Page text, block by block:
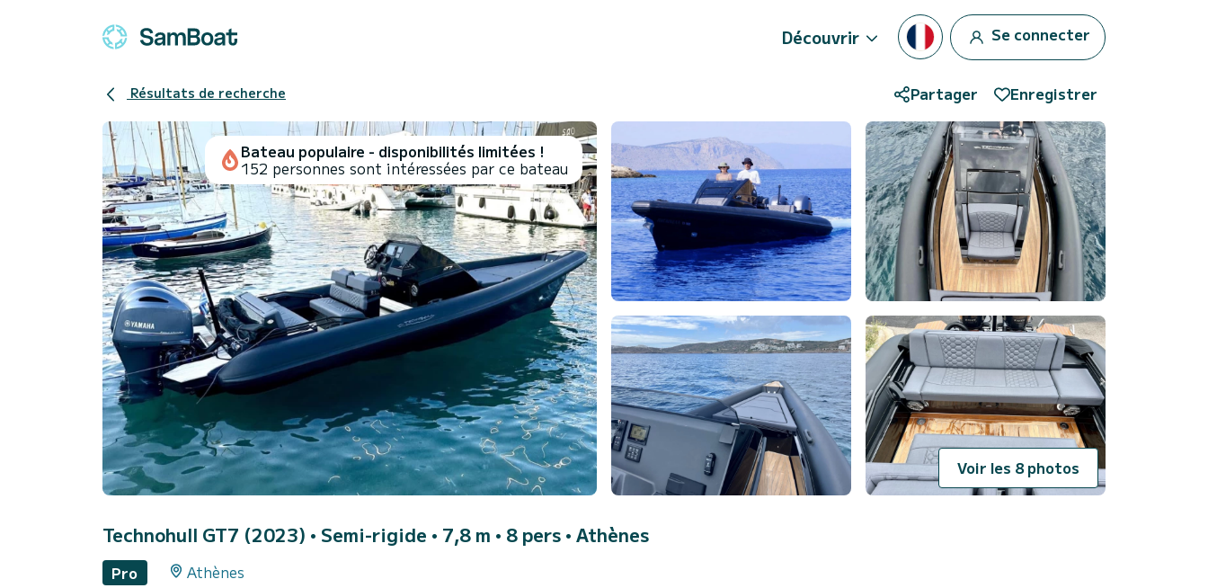
Découvrir Se connecter
Résultats de recherche Partager Enregistrer
Voir les 8 photos
Bateau populaire - disponibilités limitées !
152 personnes sont intéressées par ce bateau
Technohull GT7 (2023) • Semi-rigide • 7,8 m • 8 pers • Athènes
Pro
Athènes